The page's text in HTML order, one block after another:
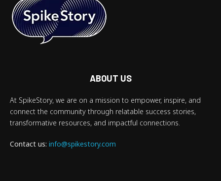
ABOUT US
At SpikeStory, we are on a mission to empower, inspire, and
connect the community through relatable success stories,
transformative resources, and impactful connections.
Contact us: info@spikestory.com